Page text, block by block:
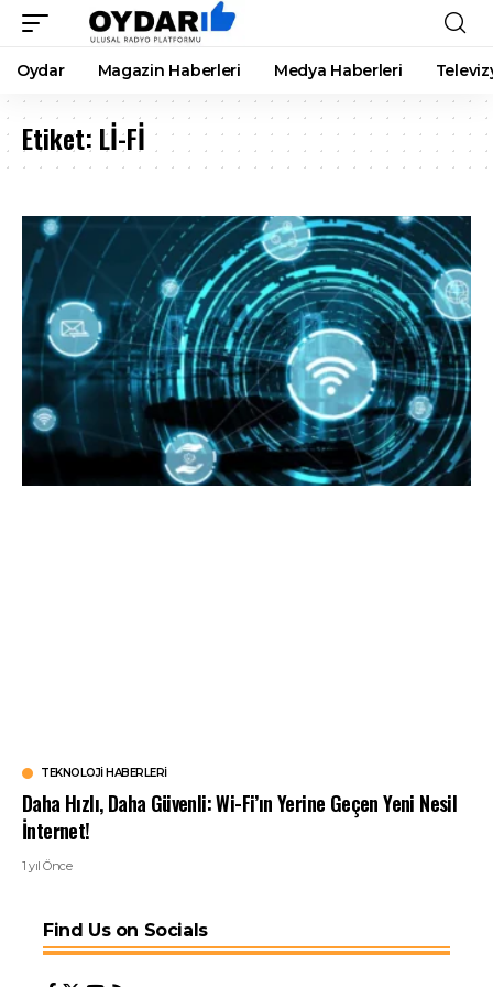
Oydar Magazin Haberleri Medya Haberleri
Etiket: Lİ-Fİ
TEKNOLOJI HABERLERI
Daha Hızlı, Daha Güvenli: Wi-Fi’ın Yerine Geçen Yeni Nesil
İnternet!
1 yıl Önce
Find Us on Socials